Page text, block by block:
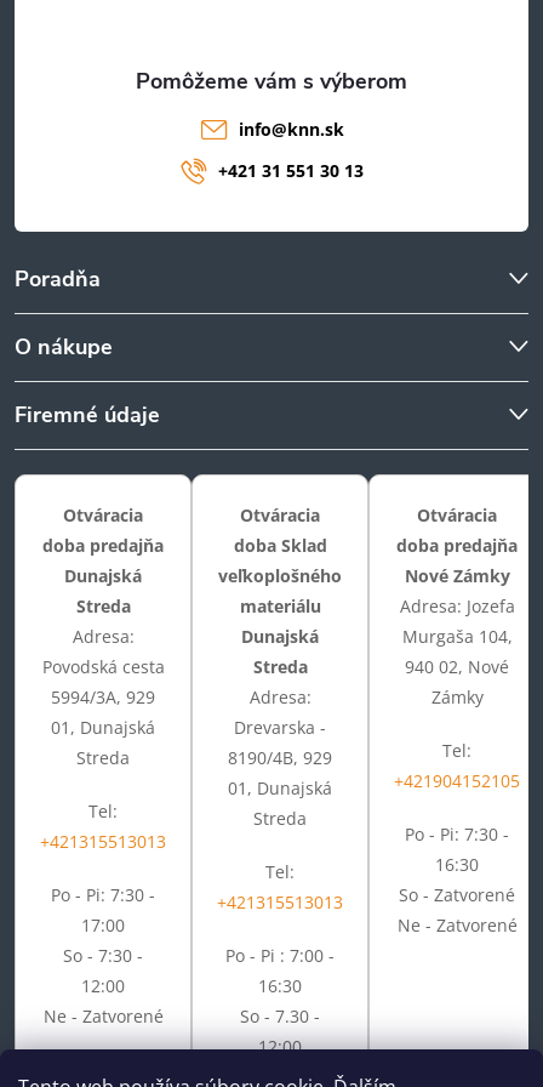
Poradňa
O nákupe
Firemné údaje
info@knn.sk
+421 31 551 30 13
Otváracia
doba predajňa
Dunajská
Streda
Adresa:
Povodská cesta
5994/3A, 929
01, Dunajská
Streda
Tel:
+421315513013
Po - Pi: 7:30 -
17:00
So - 7:30 -
12:00
Ne - Zatvorené
Otváracia
doba Sklad
veľkoplošného
materiálu
Dunajská
Streda
Adresa:
Drevarska -
8190/4B, 929
01, Dunajská
Streda
Tel:
+421315513013
Po - Pi : 7:00 -
16:30
So - 7.30 -
12:00
Ne - Zatvorené
Otváracia
doba predajňa
Nové Zámky
Adresa: Jozefa
Murgaša 104,
940 02, Nové
Zámky
Tel:
+421904152105
Po - Pi: 7:30 -
16:30
So - Zatvorené
Ne - Zatvorené